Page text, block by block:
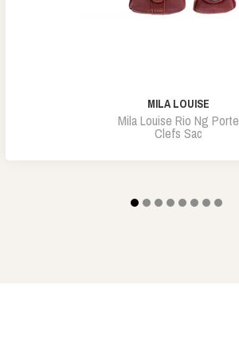
MILA LOUISE
Mila Louise Rio Ng Porte
Clefs Sac